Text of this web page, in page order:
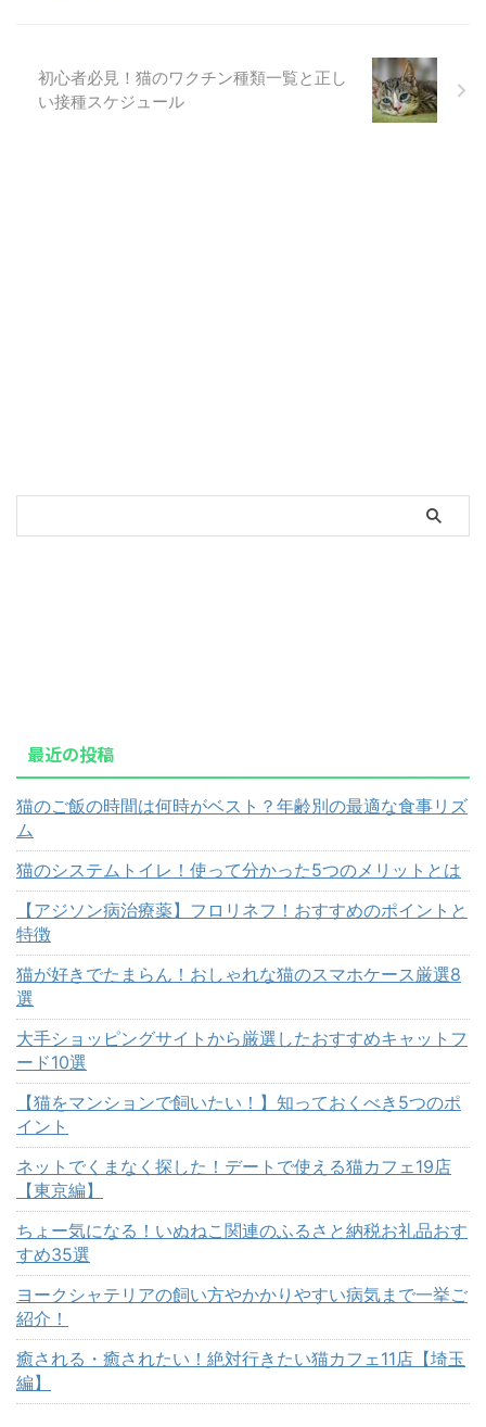
初心者必見！猫のワクチン種類一覧と正し
い接種スケジュール
最近の投稿
猫のご飯の時間は何時がベスト？年齢別の最適な食事リズ
ム
猫のシステムトイレ！使って分かった5つのメリットとは
【アジソン病治療薬】フロリネフ！おすすめのポイントと
特徴
猫が好きでたまらん！おしゃれな猫のスマホケース厳選8
選
大手ショッピングサイトから厳選したおすすめキャットフ
ード10選
【猫をマンションで飼いたい！】知っておくべき5つのポ
イント
ネットでくまなく探した！デートで使える猫カフェ19店
【東京編】
ちょー気になる！いぬねこ関連のふるさと納税お礼品おす
すめ35選
ヨークシャテリアの飼い方やかかりやすい病気まで一挙ご
紹介！
癒される・癒されたい！絶対行きたい猫カフェ11店【埼玉
編】